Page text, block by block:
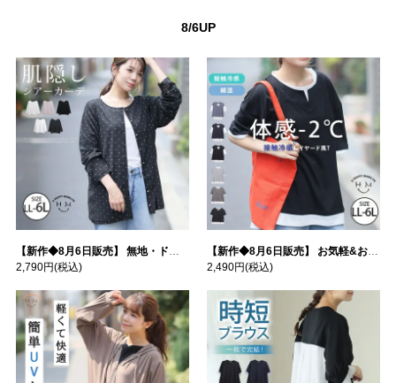
8/6UP
【新作◆8月6日販売】 無地・ドット柄から選べる 忍ばせ 活躍 シアー カーデ | 大きいサイズの通販ならハッピーマリリン
2,790円(税込)
【新作◆8月6日販売】 お気軽&お手軽 選べるデザイン 接触冷感 レイヤード風 コットン トップス | 大きいサイズの通販ならハッピーマリリン
2,490円(税込)